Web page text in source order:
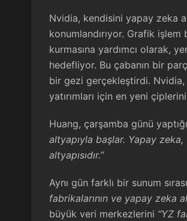
Nvidia, kendisini yapay zeka
konumlandırıyor. Grafik
kurmasına yardımcı olarak,
hedefliyor. Bu çabanın bir
bir gezi gerçekleştirdi.
yatırımları için en yeni
Huang, çarşamba günü
altyapıyla başlar. Yapay zeka,
altyapısıdır.”
Aynı gün farklı bir sunum
fabrikalarının ve yapay zeka
büyük veri merkezlerini “YZ